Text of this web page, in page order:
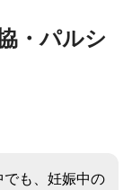
・パルシ
も、妊娠中の